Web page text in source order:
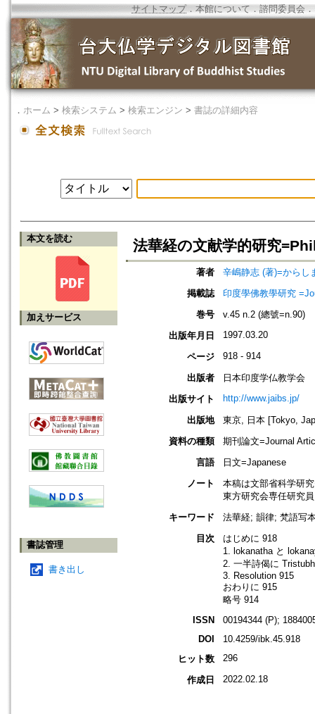
サイトマップ．本館について ． 諮問委員会 ．
． ホーム > 検索システム > 検索エンジン > 書誌の詳細内容
本文を読む
加えサービス
書誌管理
書き出し
法華経の文献学的研究
著者
辛嶋静志 (著)=からし
掲載誌
印度學佛教學研究
巻号
v.45 n.2 (總號=n.90)
出版年月日
1997.03.20
ページ 918 - 914
出版者
日本印度学仏教学会
出版サイト
http://www.jaibs.jp/
出版地
東京, 日本 [Tokyo,
資料の種類
期刊論文=Journal
言語
日文=Japanese
ノート
本稿は文部省科学研
東方研究会専任研究
キーワード
法華経; 韻律; 梵語写
目次
はじめに 918
1. lokanatha と
2. 一半詩偈に
3. Resolution 915
おわりに 915
略号 914
ISSN
00194344 (P);
DOI
10.4259/ibk.45.918
ヒット数
296
作成日 2022.02.18